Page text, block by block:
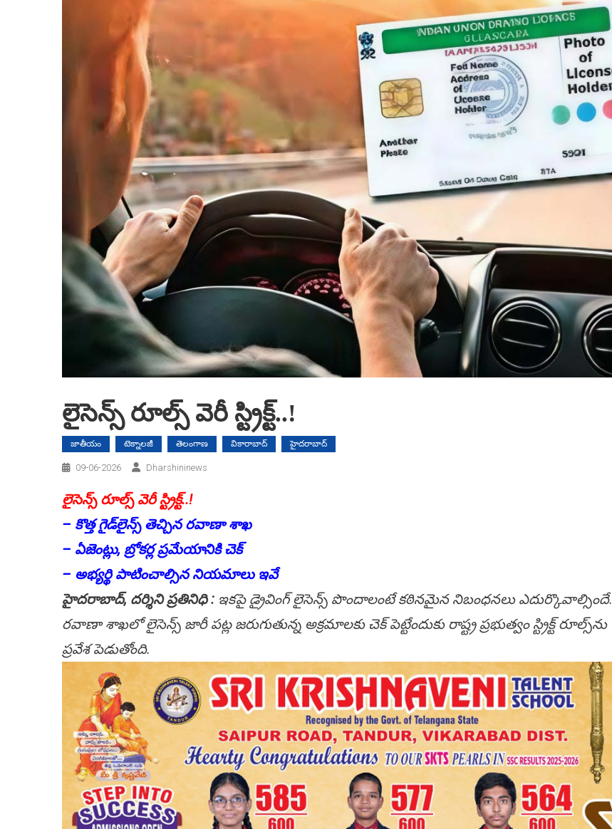
లైసెన్స్‌ రూల్స్ వెరీ స్ట్రిక్ట్..!
జాతీయం టెక్నాలజీ తెలంగాణ వికారాబాద్ హైదరాబాద్
09-06-2026 Dharshininews
లైసెన్స్‌ రూల్స్ వెరీ స్ట్రిక్ట్..!
– కొత్త గైడ్‌లైన్స్‌ తెచ్చిన రవాణా శాఖ
– ఏజెంట్లు, బ్రోకర్ల ప్రమేయానికి చెక్‌
– అభ్యర్థి పాటించాల్సిన నియమాలు ఇవే
హైదరాబాద్, దర్శిని ప్రతినిధి : ఇకపై డ్రైవింగ్‌ లైసెన్స్‌ పొందాలంటే కఠినమైన నిబంధనలు ఎదుర్కొవాల్సిందే.
రవాణా శాఖలో లైసెన్స్‌ జారీ పట్ల జరుగుతున్న అక్రమాలకు చెక్‌ పెట్టేందుకు రాష్ట్ర ప్రభుత్వం స్ట్రిక్ట్ రూల్స్‌ను
ప్రవేశ పెడుతోంది.